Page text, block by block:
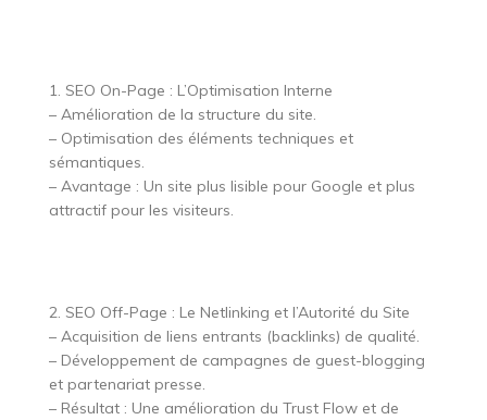
1. SEO On-Page : L’Optimisation Interne
– Amélioration de la structure du site.
– Optimisation des éléments techniques et
sémantiques.
– Avantage : Un site plus lisible pour Google et plus
attractif pour les visiteurs.
2. SEO Off-Page : Le Netlinking et l’Autorité du Site
– Acquisition de liens entrants (backlinks) de qualité.
– Développement de campagnes de guest-blogging
et partenariat presse.
– Résultat : Une amélioration du Trust Flow et de